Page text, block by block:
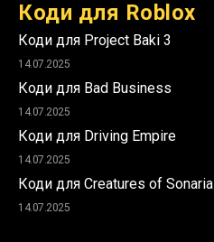
Коди для Roblox
Коди для Project Baki 3
14.07.2025
Коди для Bad Business
14.07.2025
Коди для Driving Empire
14.07.2025
Коди для Creatures of Sonaria
14.07.2025